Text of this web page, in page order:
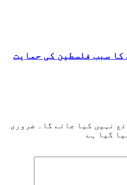
کا سبب فلسطین کی حمایت
نہیں کیا جائے گا۔
ضروری
گیا ہے